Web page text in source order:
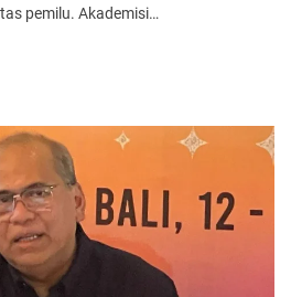
pemilu. Akademisi…